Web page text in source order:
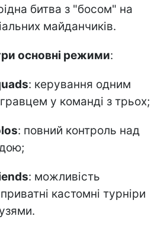
битва з "босом" на
майданчиків.
основні режими:
: керування одним
у команді з трьох;
: повний контроль над
: можливість
кастомні турніри